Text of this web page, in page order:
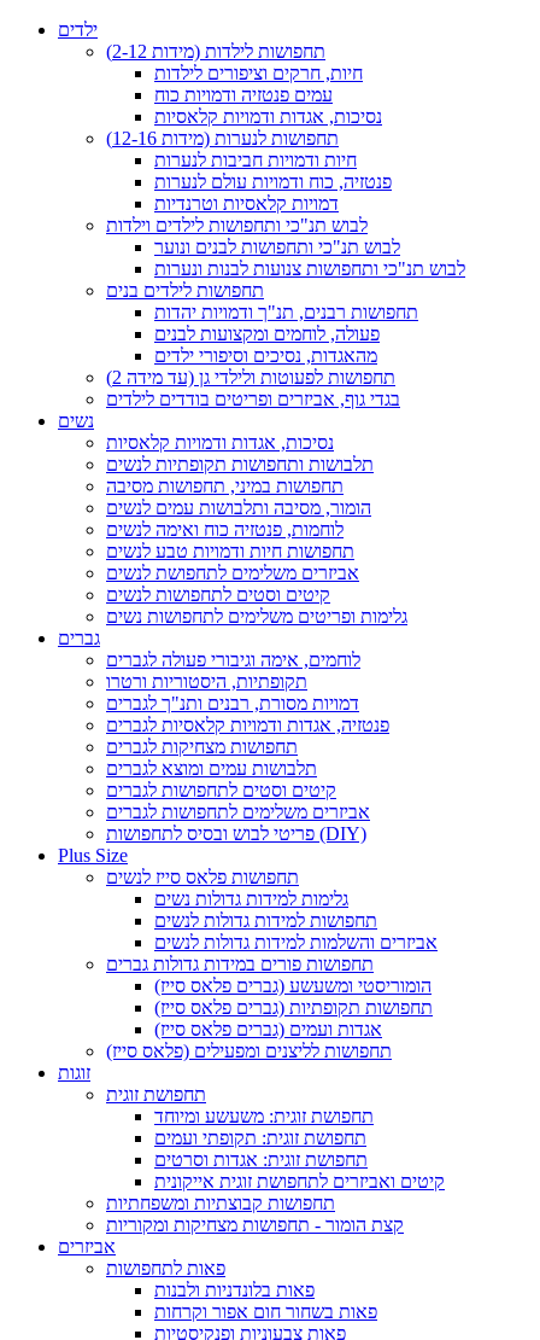
ילדים
תחפושות לילדות (מידות 2-12)
חיות, חרקים וציפורים לילדות
עמים פנטזיה ודמויות כוח
נסיכות, אגדות ודמויות קלאסיות
תחפושות לנערות (מידות 12-16)
חיות ודמויות חביבות לנערות
פנטזיה, כוח ודמויות עולם לנערות
דמויות קלאסיות וטרנדיות
לבוש תנ"כי ותחפושות לילדים וילדות
לבוש תנ"כי ותחפושות לבנים ונוער
לבוש תנ"כי ותחפושות צנועות לבנות ונערות
תחפושות לילדים בנים
תחפושות רבנים, תנ"ך ודמויות יהדות
פעולה, לוחמים ומקצועות לבנים
מהאגדות, נסיכים וסיפורי ילדים
תחפושות לפעוטות ולילדי גן (עד מידה 2)
בגדי גוף, אביזרים ופריטים בודדים לילדים
נשים
נסיכות, אגדות ודמויות קלאסיות
תלבושות ותחפושות תקופתיות לנשים
תחפושות במיני, תחפושות מסיבה
הומור, מסיבה ותלבושות עמים לנשים
לוחמות, פנטזיה כוח ואימה לנשים
תחפושות חיות ודמויות טבע לנשים
אביזרים משלימים לתחפושת לנשים
קיטים וסטים לתחפושות לנשים
גלימות ופריטים משלימים לתחפושות נשים
גברים
לוחמים, אימה וגיבורי פעולה לגברים
תקופתיות, היסטוריות ורטרו
דמויות מסורת, רבנים ותנ"ך לגברים
פנטזיה, אגדות ודמויות קלאסיות לגברים
תחפושות מצחיקות לגברים
תלבושות עמים ומוצא לגברים
קיטים וסטים לתחפושות לגברים
אביזרים משלימים לתחפושות לגברים
פריטי לבוש ובסיס לתחפושות (DIY)
Plus Size
תחפושות פלאס סייז לנשים
גלימות למידות גדולות נשים
תחפושות למידות גדולות לנשים
אביזרים והשלמות למידות גדולות לנשים
תחפושות פורים במידות גדולות גברים
הומוריסטי ומשעשע (גברים פלאס סייז)
תחפושות תקופתיות (גברים פלאס סייז)
אגדות ועמים (גברים פלאס סייז)
תחפושות לליצנים ומפעילים (פלאס סייז)
זוגות
תחפושת זוגית
תחפושת זוגית: משעשע ומיוחד
תחפושת זוגית: תקופתי ועמים
תחפושת זוגית: אגדות וסרטים
קיטים ואביזרים לתחפושת זוגית אייקונית
תחפושות קבוצתיות ומשפחתיות
קצת הומור - תחפושות מצחיקות ומקוריות
אביזרים
פאות לתחפושות
פאות בלונדניות ולבנות
פאות בשחור חום אפור וקרחות
פאות צבעוניות ופנקיסטיות